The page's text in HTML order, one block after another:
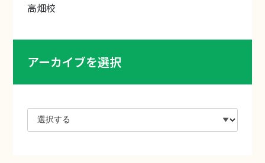
高畑校
アーカイブを選択